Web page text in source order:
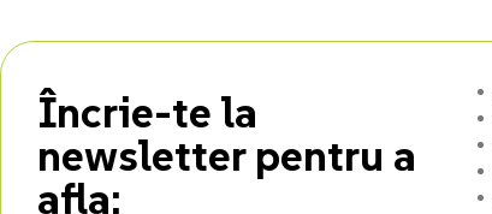
Încrie-te la
newsletter pentru a
afla: